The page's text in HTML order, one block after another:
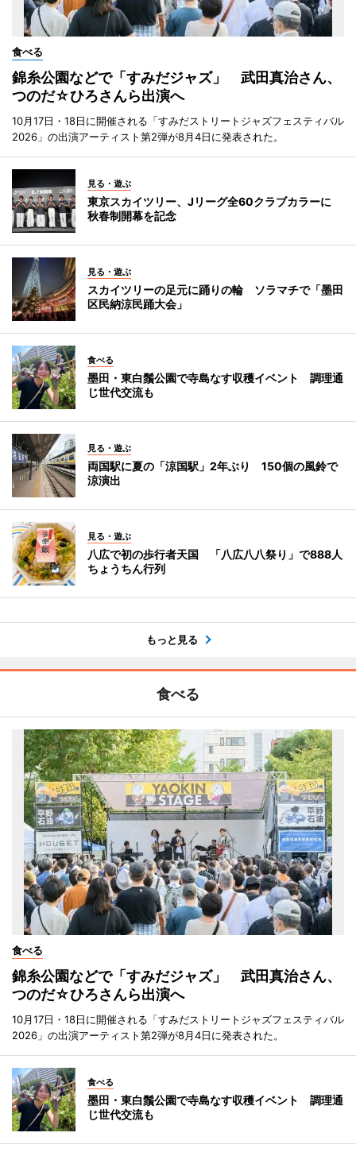
食べる
錦糸公園などで「すみだジャズ」 武田真治さん、
つのだ☆ひろさんら出演へ
10月17日・18日に開催される「すみだストリートジャズフェスティバル
2026」の出演アーティスト第2弾が8月4日に発表された。
見る・遊ぶ
東京スカイツリー、Jリーグ全60クラブカラーに
秋春制開幕を記念
見る・遊ぶ
スカイツリーの足元に踊りの輪 ソラマチで「墨田
区民納涼民踊大会」
食べる
墨田・東白鬚公園で寺島なす収穫イベント 調理通
じ世代交流も
見る・遊ぶ
両国駅に夏の「涼国駅」2年ぶり 150個の風鈴で
涼演出
見る・遊ぶ
八広で初の歩行者天国 「八広八八祭り」で888人
ちょうちん行列
もっと見る
食べる
食べる
錦糸公園などで「すみだジャズ」 武田真治さん、
つのだ☆ひろさんら出演へ
10月17日・18日に開催される「すみだストリートジャズフェスティバル
2026」の出演アーティスト第2弾が8月4日に発表された。
食べる
墨田・東白鬚公園で寺島なす収穫イベント 調理通
じ世代交流も